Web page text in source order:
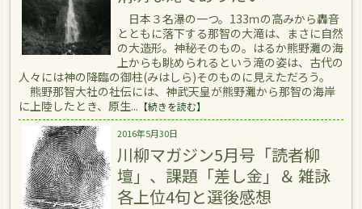
日本３名瀑の一つ。133ｍの高みから轟音
とともに落下する那智の大滝は、まさに自然
の大造形。神秘そのもの。はるか熊野灘の海
上からも眺められるという滝の姿は、古代の
人々には神の降臨の御柱(みはしら)そのものに見えただろう。
熊野那智大社の社伝には、神武天皇が熊野灘から那智の海岸
に上陸したとき、原生... 【続きを読む】
2016年5月30日
川柳マガジン5月号「読者柳
壇」、課題「差し金」＆ 雑詠
各上位4句と選後感想